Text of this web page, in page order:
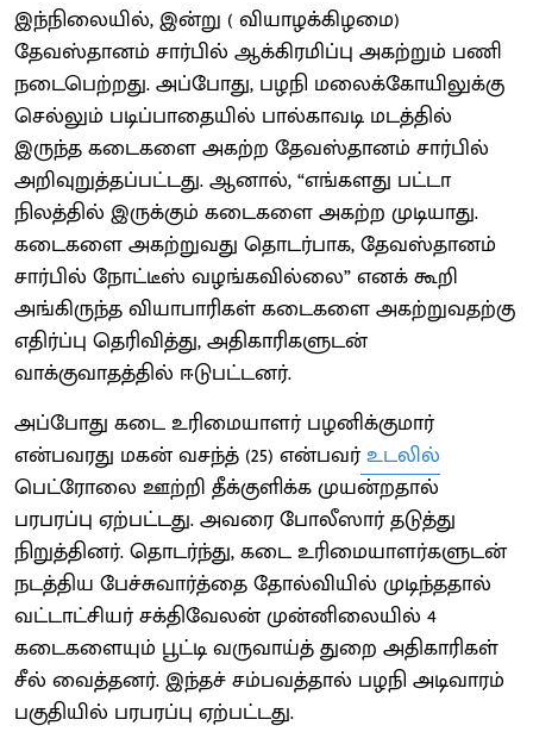
இந்நிலையில், இன்று ( வியாழக்கிழமை)
தேவஸ்தானம் சார்பில் ஆக்கிரமிப்பு அகற்றும் பணி
நடைபெற்றது. அப்போது, பழநி மலைக்கோயிலுக்கு
செல்லும் படிப்பாதையில் பால்காவடி மடத்தில்
இருந்த கடைகளை அகற்ற தேவஸ்தானம் சார்பில்
அறிவுறுத்தப்பட்டது. ஆனால், “எங்களது பட்டா
நிலத்தில் இருக்கும் கடைகளை அகற்ற முடியாது.
கடைகளை அகற்றுவது தொடர்பாக, தேவஸ்தானம்
சார்பில் நோட்டீஸ் வழங்கவில்லை” எனக் கூறி
அங்கிருந்த வியாபாரிகள் கடைகளை அகற்றுவதற்கு
எதிர்ப்பு தெரிவித்து, அதிகாரிகளுடன்
வாக்குவாதத்தில் ஈடுபட்டனர்.
அப்போது கடை உரிமையாளர் பழனிக்குமார்
என்பவரது மகன் வசந்த் (25) என்பவர்உடலில்
பெட்ரோலை ஊற்றி தீக்குளிக்க முயன்றதால்
பரபரப்பு ஏற்பட்டது. அவரை போலீஸார் தடுத்து
நிறுத்தினர். தொடர்ந்து, கடை உரிமையாளர்களுடன்
நடத்திய பேச்சுவார்த்தை தோல்வியில் முடிந்ததால்
வட்டாட்சியர் சக்திவேலன் முன்னிலையில் 4
கடைகளையும் பூட்டி வருவாய்த் துறை அதிகாரிகள்
சீல் வைத்தனர். இந்தச் சம்பவத்தால் பழநி அடிவாரம்
பகுதியில் பரபரப்பு ஏற்பட்டது.